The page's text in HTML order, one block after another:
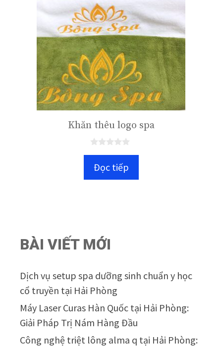
Khăn thêu logo spa
gĐọc tiếp
BÀI VIẾT MỚI
Dịch vụ setup spa dưỡng sinh chuẩn y học
cổ truyền tại Hải Phòng
Máy Laser Curas Hàn Quốc tại Hải Phòng:
Giải Pháp Trị Nám Hàng Đầu
Công nghệ triệt lông alma q tại Hải Phòng: